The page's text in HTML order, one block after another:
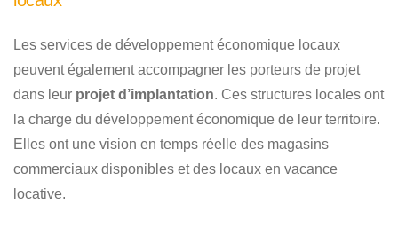
Les services de développement économique locaux
peuvent également accompagner les porteurs de projet
dans leur projet d’implantation. Ces structures locales ont
la charge du développement économique de leur territoire.
Elles ont une vision en temps réelle des magasins
commerciaux disponibles et des locaux en vacance
locative.